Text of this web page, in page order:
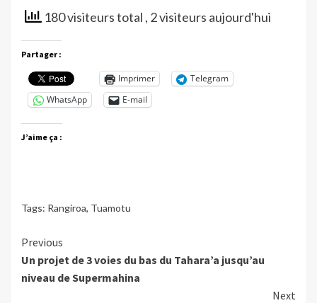
180 visiteurs total , 2 visiteurs aujourd'hui
Partager :
Imprimer
Telegram
WhatsApp
E-mail
J’aime ça :
Tags: Rangiroa, Tuamotu
Continue
Reading
Previous
Un projet de 3 voies du bas du Tahara’a jusqu’au
niveau de Supermahina
Next